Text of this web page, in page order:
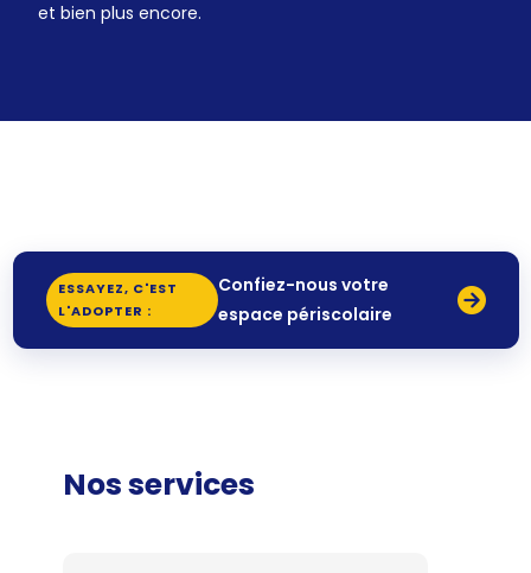
et bien plus encore.
ESSAYEZ, C'EST
L'ADOPTER :
Confiez-nous votre
espace périscolaire
Nos services